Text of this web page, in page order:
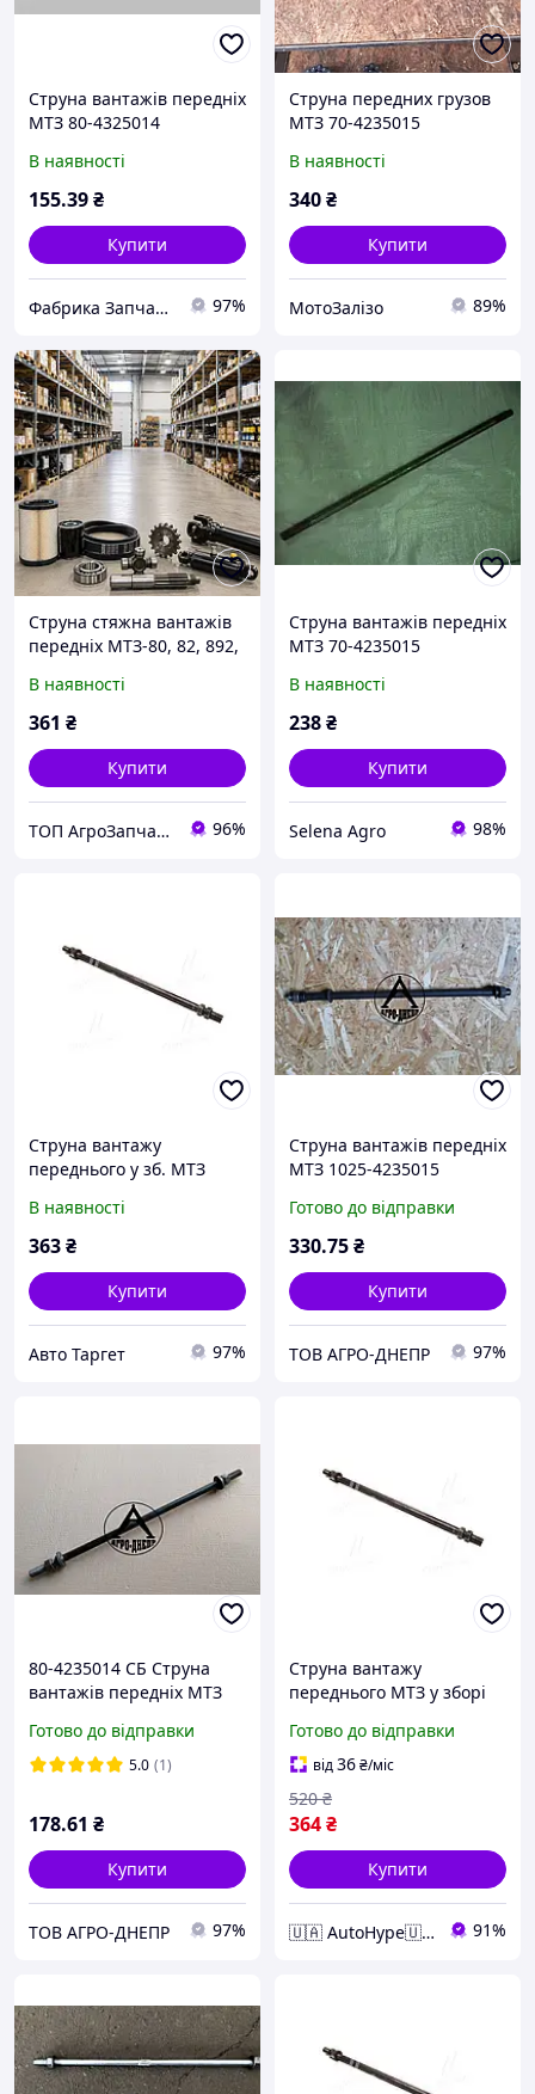
Струна вантажів передніх
МТЗ 80-4325014
В наявності
155.39₴
Купити
Фабрика Запчастин 97%
Струна передних грузов
МТЗ 70-4235015
В наявності
340₴
Купити
МотоЗалізо 89%
Струна стяжна вантажів
передніх МТЗ-80, 82, 892,
В наявності
361 ₴
Купити
ТОП АгроЗапчастина 96%
Струна вантажів передніх
МТЗ 70-4235015
В наявності
238₴
Купити
Selena Agro 98%
Струна вантажу
переднього у зб. МТЗ
4235015 UA31
В наявності
363₴
Купити
Авто Таргет 97%
Струна вантажів передніх
МТЗ 1025-4235015
Готово до відправки
330.75₴
Купити
ТОВ АГРО-ДНЕПР 97%
80-4235014 СБ Струна
вантажів передніх МТЗ
Готово до відправки
5.0 (1)
178.61 ₴
Купити
ТОВ АГРО-ДНЕПР 97%
Струна вантажу
переднього МТЗ у зборі
Готово до відправки
від36₴/міс
364₴
520 ₴
Купити
🇺🇦 AutoHype🇺🇦 91%